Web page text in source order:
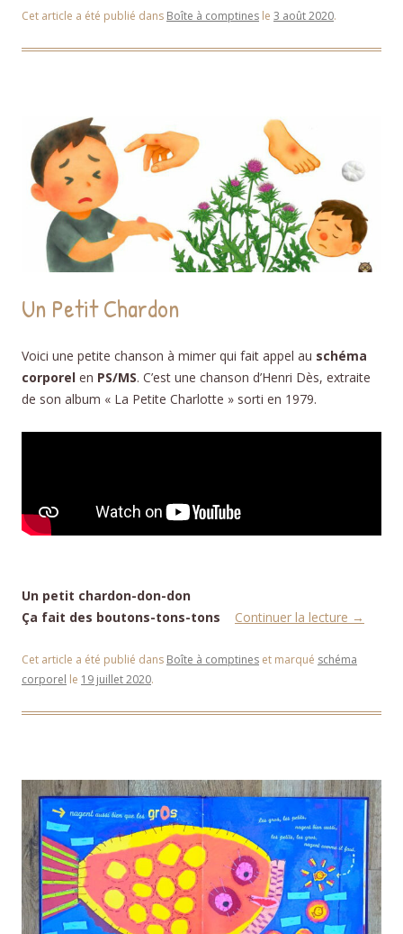
Cet article a été publié dans Boîte à comptines le 3 août 2020.
Un Petit Chardon
Voici une petite chanson à mimer qui fait appel au schéma
corporel en PS/MS. C’est une chanson d’Henri Dès, extraite
de son album « La Petite Charlotte » sorti en 1979.
Un petit chardon-don-don
Ça fait des boutons-tons-tons
Continuer la lecture →
Cet article a été publié dans Boîte à comptines et marqué schéma
corporel le 19 juillet 2020.